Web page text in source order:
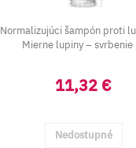
Normalizujúci šampón proti
Mierne lupiny – svrbenie
11,32 €
Nedostupné